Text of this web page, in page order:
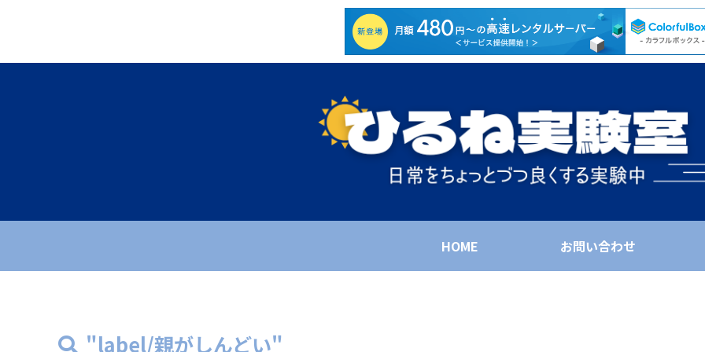
HOME お問い合わせ
"label/親がしんどい"